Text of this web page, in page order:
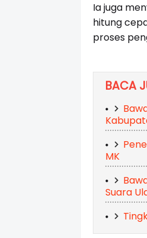
Ia juga
hitung
proses
BACA
MK
Suara